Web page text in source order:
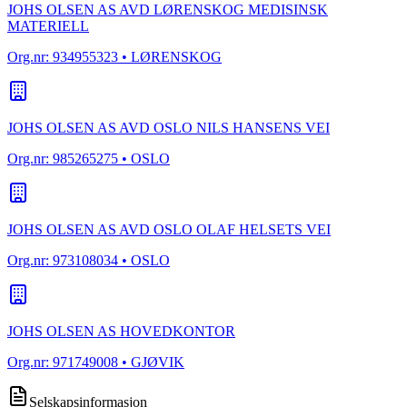
JOHS OLSEN AS AVD LØRENSKOG MEDISINSK
MATERIELL
Org.nr: 934955323 • LØRENSKOG
JOHS OLSEN AS AVD OSLO NILS HANSENS VEI
Org.nr: 985265275 • OSLO
JOHS OLSEN AS AVD OSLO OLAF HELSETS VEI
Org.nr: 973108034 • OSLO
JOHS OLSEN AS HOVEDKONTOR
Org.nr: 971749008 • GJØVIK
Selskapsinformasjon